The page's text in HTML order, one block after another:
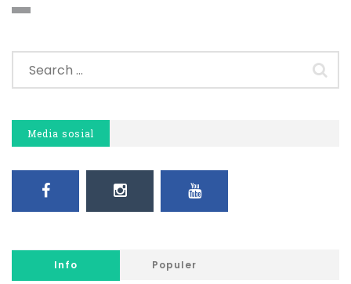
Media sosial
Info Populer